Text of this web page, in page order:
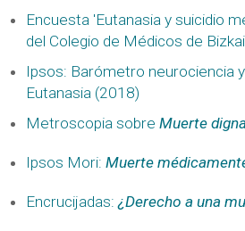
Encuesta 'Eutanasia y suicidio
del Colegio de Médicos de
Ipsos: Barómetro neurociencia
Eutanasia (2018)
Metroscopia sobre Muerte digna
Ipsos Mori: Muerte
Encrucijadas:¿Derecho a una